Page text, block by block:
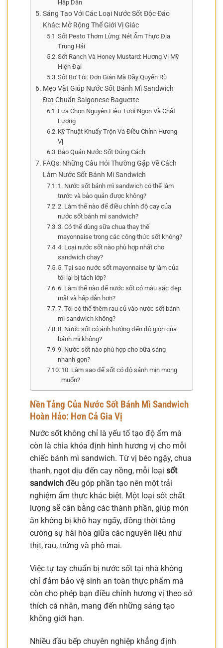
Hấp Dẫn
Sáng Tạo Với Các Loại Nước Sốt Độc Đáo
Khác: Mở Rộng Thế Giới Vị Giác
Sốt Pesto Thơm Lừng: Nét Ẩm Thực Địa
Trung Hải
Sốt Ranch Và Honey Mustard: Hương Vị Mỹ
Hiện Đại
Sốt Bơ Tỏi: Đơn Giản Mà Đầy Quyến Rũ
Mẹo Vặt Giúp Nước Sốt Bánh Mì Sandwich
Đạt Chuẩn Saigonese Baguette
Lựa Chọn Nguyên Liệu Tươi Ngon Và Chất
Lượng
Kỹ Thuật Khuấy Trộn Và Điều Chỉnh Hương
Vị
Bảo Quản Nước Sốt Đúng Cách
FAQs: Những Câu Hỏi Thường Gặp Về Cách
Làm Nước Sốt Bánh Mì Sandwich
1. Nước sốt bánh mì sandwich có thể làm
trước và bảo quản được không?
2. Làm thế nào để điều chỉnh độ cay của
nước sốt bánh mì sandwich?
3. Có thể dùng sữa chua thay thế
mayonnaise trong các công thức sốt không?
4. Loại nước sốt nào phù hợp nhất cho
sandwich chay?
5. Tại sao nước sốt mayonnaise tự làm của
tôi lại bị tách lớp?
6. Làm thế nào để nước sốt có màu sắc đẹp
mắt và hấp dẫn hơn?
7. Tôi có thể thêm rau củ vào nước sốt bánh
mì sandwich không?
8. Nước sốt có ảnh hưởng đến độ giòn của
bánh mì không?
9. Nước sốt nào phù hợp cho bữa sáng
nhanh gọn?
10. Làm sao để sốt có độ sánh mịn mong
muốn?
Nền Tảng Của Nước Sốt Bánh Mì Sandwich
Hoàn Hảo: Hơn Cả Gia Vị
Nước sốt không chỉ là yếu tố tạo độ ẩm mà
còn là chìa khóa định hình hương vị cho mỗi
chiếc bánh mì sandwich. Từ vị béo ngậy, chua
thanh, ngọt dịu đến cay nồng, mỗi loại sốt
sandwich đều góp phần tạo nên một trải
nghiệm ẩm thực khác biệt. Một loại sốt chất
lượng sẽ cân bằng các thành phần, giúp món
ăn không bị khô hay ngấy, đồng thời tăng
cường sự hài hòa giữa các nguyên liệu như
thịt, rau, trứng và phô mai.
Việc tự tay chuẩn bị nước sốt tại nhà không
chỉ đảm bảo vệ sinh an toàn thực phẩm mà
còn cho phép bạn điều chỉnh hương vị theo sở
thích cá nhân, mang đến những sáng tạo
không giới hạn.
Nhiều đầu bếp chuyên nghiệp khẳng định